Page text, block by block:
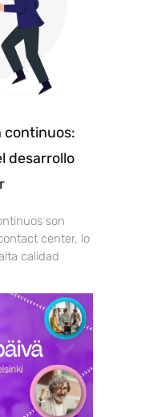
continuos:
desarrollo
son
center, lo
calidad